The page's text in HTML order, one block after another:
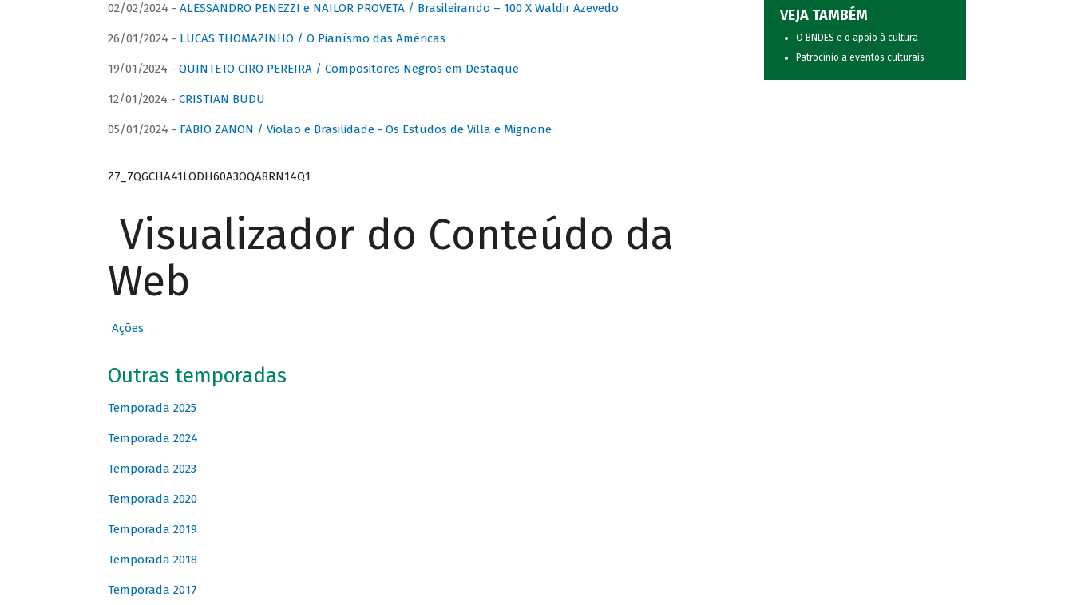
02/02/2024 - ALESSANDRO PENEZZI e NAILOR PROVETA / Brasileirando – 100 X Waldir Azevedo
26/01/2024 - LUCAS THOMAZINHO / O Pianísmo das Américas
19/01/2024 - QUINTETO CIRO PEREIRA / Compositores Negros em Destaque
12/01/2024 - CRISTIAN BUDU
05/01/2024 - FABIO ZANON / Violão e Brasilidade - Os Estudos de Villa e Mignone
Z7_7QGCHA41LODH60A3OQA8RN14Q1
Visualizador do Conteúdo da
Web
Ações
Outras temporadas
Temporada 2025
Temporada 2024
Temporada 2023
Temporada 2020
Temporada 2019
Temporada 2018
Temporada 2017
VEJA TAMBÉM
O BNDES e o apoio à cultura
Patrocínio a eventos culturais